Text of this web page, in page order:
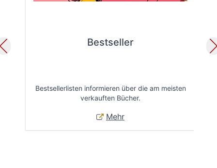
Bestseller
Bestsellerlisten informieren über die am meisten
verkauften Bücher.
Mehr